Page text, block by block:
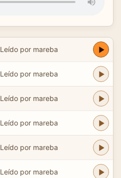
Leído por mareba
Leído por mareba
Leído por mareba
Leído por mareba
Leído por mareba
Leído por mareba